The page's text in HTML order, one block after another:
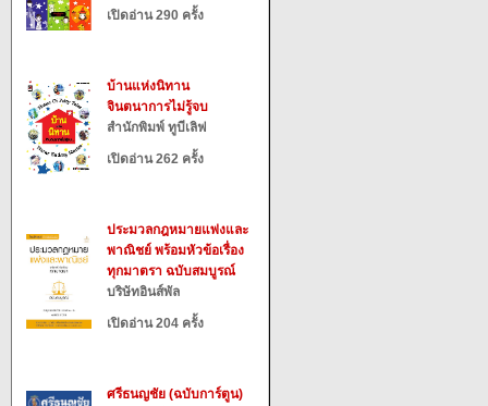
เปิดอ่าน 290 ครั้ง
บ้านแห่งนิทาน
จินตนาการไม่รู้จบ
สำนักพิมพ์ ทูบีเลิฟ
เปิดอ่าน 262 ครั้ง
ประมวลกฎหมายแพ่งและ
พาณิชย์ พร้อมหัวข้อเรื่อง
ทุกมาตรา ฉบับสมบูรณ์
บริษัทอินส์พัล
เปิดอ่าน 204 ครั้ง
ศรีธนญชัย (ฉบับการ์ตูน)